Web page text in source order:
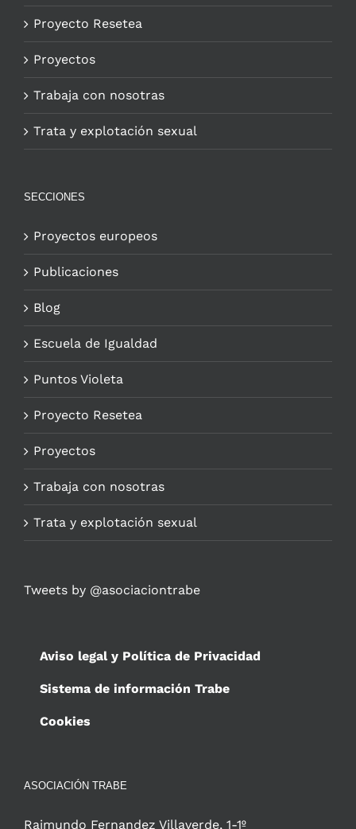
Proyecto Resetea
Proyectos
Trabaja con nosotras
Trata y explotación sexual
SECCIONES
Proyectos europeos
Publicaciones
Blog
Escuela de Igualdad
Puntos Violeta
Proyecto Resetea
Proyectos
Trabaja con nosotras
Trata y explotación sexual
Tweets by @asociaciontrabe
Aviso legal y Política de Privacidad
Sistema de información Trabe
Cookies
ASOCIACIÓN TRABE
Raimundo Fernandez Villaverde, 1-1º